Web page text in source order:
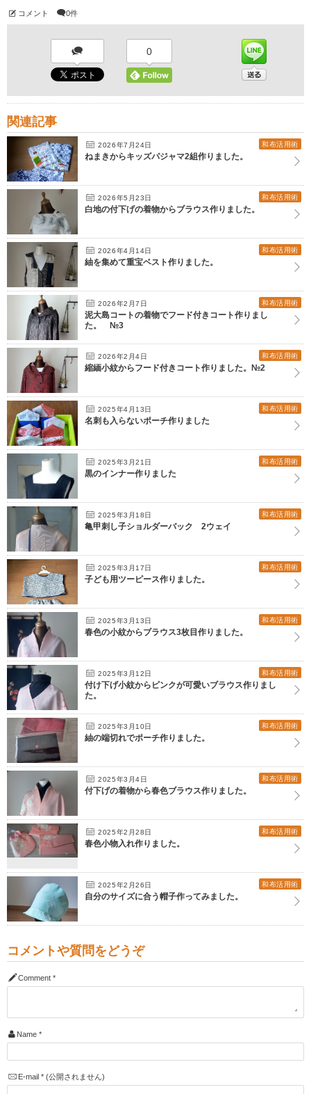
コメント 0件
0
関連記事
2026年7月24日 和布活用術
ねまきからキッズパジャマ2組作りました。
2026年5月23日 和布活用術
白地の付下げの着物からブラウス作りました。
2026年4月14日 和布活用術
紬を集めて重宝ベスト作りました。
2026年2月7日 和布活用術
泥大島コートの着物でフード付きコート作りまし
た。 №3
2026年2月4日 和布活用術
縮緬小紋からフード付きコート作りました。№2
2025年4月13日 和布活用術
名刺も入らないポーチ作りました
2025年3月21日 和布活用術
黒のインナー作りました
2025年3月18日 和布活用術
亀甲刺し子ショルダーバック 2ウェイ
2025年3月17日 和布活用術
子ども用ツーピース作りました。
2025年3月13日 和布活用術
春色の小紋からブラウス3枚目作りました。
2025年3月12日 和布活用術
付け下げ小紋からピンクが可愛いブラウス作りまし
た。
2025年3月10日 和布活用術
紬の端切れでポーチ作りました。
2025年3月4日 和布活用術
付下げの着物から春色ブラウス作りました。
2025年2月28日 和布活用術
春色小物入れ作りました。
2025年2月26日 和布活用術
自分のサイズに合う帽子作ってみました。
コメントや質問をどうぞ
Comment *
Name *
E-mail *(公開されません)